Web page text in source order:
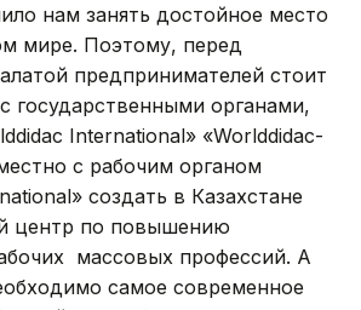
нам занять достойное место
мире. Поэтому, перед
предпринимателей стоит
государственными органами,
International» «Worlddidac-
с рабочим органом
создать в Казахстане
центр по повышению
массовых профессий. А
самое современное